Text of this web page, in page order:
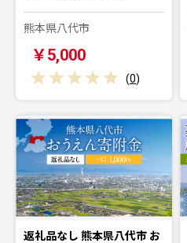
熊本県八代市
￥5,000
(0)
返礼品なし 熊本県八代市 お